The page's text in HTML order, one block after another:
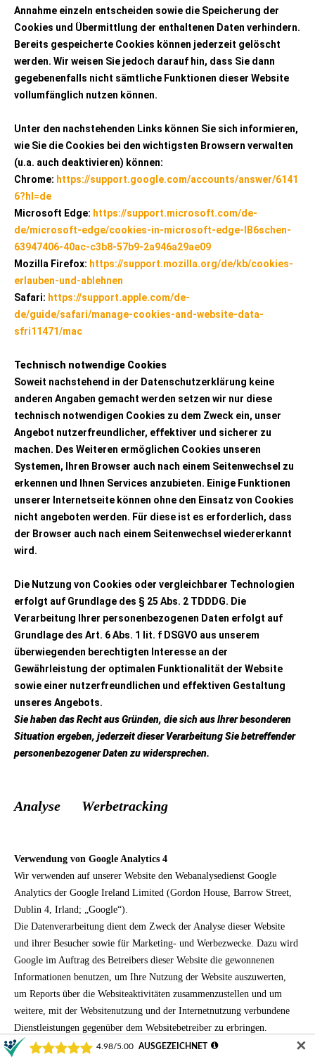
Annahme einzeln entscheiden sowie die Speicherung der
Cookies und Übermittlung der enthaltenen Daten verhindern.
Bereits gespeicherte Cookies können jederzeit gelöscht
werden. Wir weisen Sie jedoch darauf hin, dass Sie dann
gegebenenfalls nicht sämtliche Funktionen dieser Website
vollumfänglich nutzen können.
Unter den nachstehenden Links können Sie sich informieren,
wie Sie die Cookies bei den wichtigsten Browsern verwalten
(u.a. auch deaktivieren) können:
Chrome: https://support.google.com/accounts/answer/6141
6?hl=de
Microsoft Edge: https://support.microsoft.com/de-
de/microsoft-edge/cookies-in-microsoft-edge-lB6schen-
63947406-40ac-c3b8-57b9-2a946a29ae09
Mozilla Firefox: https://support.mozilla.org/de/kb/cookies-
erlauben-und-ablehnen
Safari: https://support.apple.com/de-
de/guide/safari/manage-cookies-and-website-data-
sfri11471/mac
Technisch notwendige Cookies
Soweit nachstehend in der Datenschutzerklärung keine
anderen Angaben gemacht werden setzen wir nur diese
technisch notwendigen Cookies zu dem Zweck ein, unser
Angebot nutzerfreundlicher, effektiver und sicherer zu
machen. Des Weiteren ermöglichen Cookies unseren
Systemen, Ihren Browser auch nach einem Seitenwechsel zu
erkennen und Ihnen Services anzubieten. Einige Funktionen
unserer Internetseite können ohne den Einsatz von Cookies
nicht angeboten werden. Für diese ist es erforderlich, dass
der Browser auch nach einem Seitenwechsel wiedererkannt
wird.
Die Nutzung von Cookies oder vergleichbarer Technologien
erfolgt auf Grundlage des § 25 Abs. 2 TDDDG. Die
Verarbeitung Ihrer personenbezogenen Daten erfolgt auf
Grundlage des Art. 6 Abs. 1 lit. f DSGVO aus unserem
überwiegenden berechtigten Interesse an der
Gewährleistung der optimalen Funktionalität der Website
sowie einer nutzerfreundlichen und effektiven Gestaltung
unseres Angebots.
Sie haben das Recht aus Gründen, die sich aus Ihrer besonderen
Situation ergeben, jederzeit dieser Verarbeitung Sie betreffender
personenbezogener Daten zu widersprechen.
Analyse Werbetracking
Verwendung von Google Analytics 4
Wir verwenden auf unserer Website den Webanalysedienst Google
Analytics der Google Ireland Limited (Gordon House, Barrow Street,
Dublin 4, Irland; „Google“).
Die Datenverarbeitung dient dem Zweck der Analyse dieser Website
und ihrer Besucher sowie für Marketing- und Werbezwecke. Dazu wird
Google im Auftrag des Betreibers dieser Website die gewonnenen
Informationen benutzen, um Ihre Nutzung der Website auszuwerten,
um Reports über die Websiteaktivitäten zusammenzustellen und um
weitere, mit der Websitenutzung und der Internetnutzung verbundene
Dienstleistungen gegenüber dem Websitebetreiber zu erbringen.
Dabei können u.a. folgende Informationen erhoben werden: IP-
✕